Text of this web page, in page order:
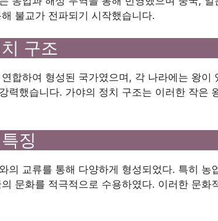
불교가 전파되기 시작했습니다.
구조
합하여 형성된 국가였으며, 각 나라에는 왕이
력했습니다. 가야의 정치 구조는 이러한 작은
징
의 교류를 통해 다양하게 형성되었다. 특히 농
문화를 적극적으로 수용하였다. 이러한 문화